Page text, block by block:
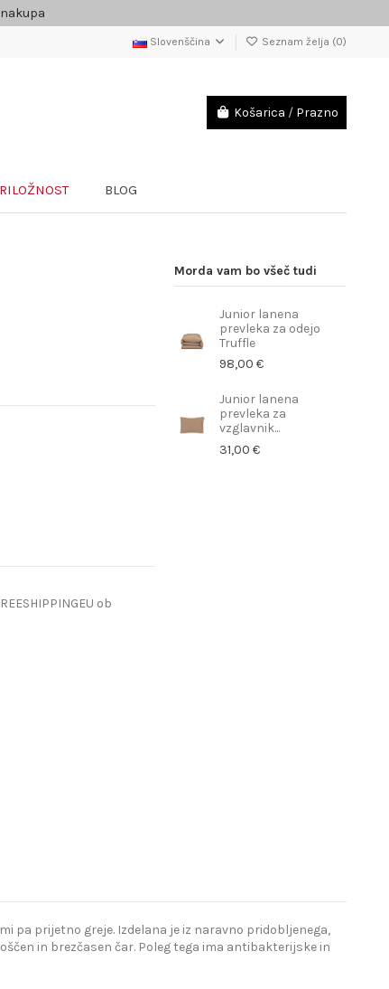
Slovenščina Seznam želja (0)
Košarica / Prazno
BLOG
ob
Morda vam bo všeč tudi
Junior lanena
prevleka za odejo
Truffle
98,00 €
Junior lanena
prevleka za
vzglavnik...
31,00 €
pa prijetno greje. Izdelana je iz naravno pridobljenega,
in brezčasen čar. Poleg tega ima antibakterijske in